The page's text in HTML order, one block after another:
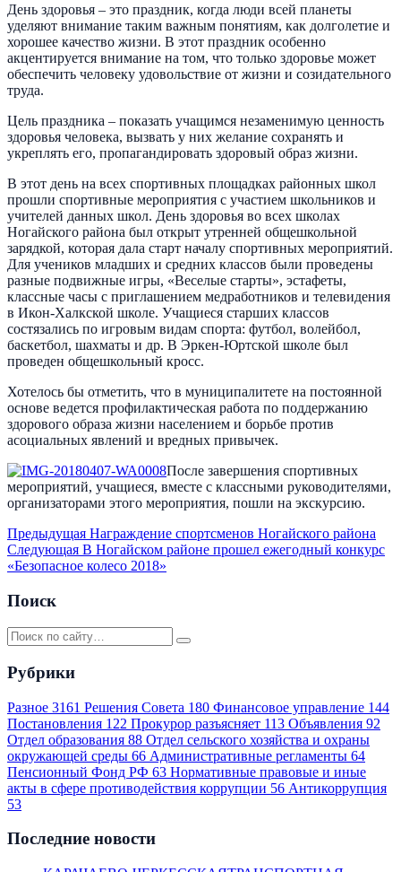
День здоровья – это праздник, когда люди всей планеты
уделяют внимание таким важным понятиям, как долголетие и
хорошее качество жизни. В этот праздник особенно
акцентируется внимание на том, что только здоровье может
обеспечить человеку удовольствие от жизни и созидательного
труда.
Цель праздника – показать учащимся незаменимую ценность
здоровья человека, вызвать у них желание сохранять и
укреплять его, пропагандировать здоровый образ жизни.
В этот день на всех спортивных площадках районных школ
прошли спортивные мероприятия с участием школьников и
учителей данных школ. День здоровья во всех школах
Ногайского района был открыт утренней общешкольной
зарядкой, которая дала старт началу спортивных мероприятий.
Для учеников младших и средних классов были проведены
разные подвижные игры, «Веселые старты», эстафеты,
классные часы с приглашением медработников и телевидения
в Икон-Халкской школе. Учащиеся старших классов
состязались по игровым видам спорта: футбол, волейбол,
баскетбол, шахматы и др. В Эркен-Юртской школе был
проведен общешкольный кросс.
Хотелось бы отметить, что в муниципалитете на постоянной
основе ведется профилактическая работа по поддержанию
здорового образа жизни населением и борьбе против
асоциальных явлений и вредных привычек.
После завершения спортивных
мероприятий, учащиеся, вместе с классными руководителями,
организаторами этого мероприятия, пошли на экскурсию.
Предыдущая Награждение спортсменов Ногайского района
Следующая В Ногайском районе прошел ежегодный конкурс
«Безопасное колесо 2018»
Поиск
Рубрики
Разное 3161 Решения Совета 180 Финансовое управление 144
Постановления 122 Прокурор разъясняет 113 Объявления 92
Отдел образования 88 Отдел сельского хозяйства и охраны
окружающей среды 66 Административные регламенты 64
Пенсионный Фонд РФ 63 Нормативные правовые и иные
акты в сфере противодействия коррупции 56 Антикоррупция
53
Последние новости